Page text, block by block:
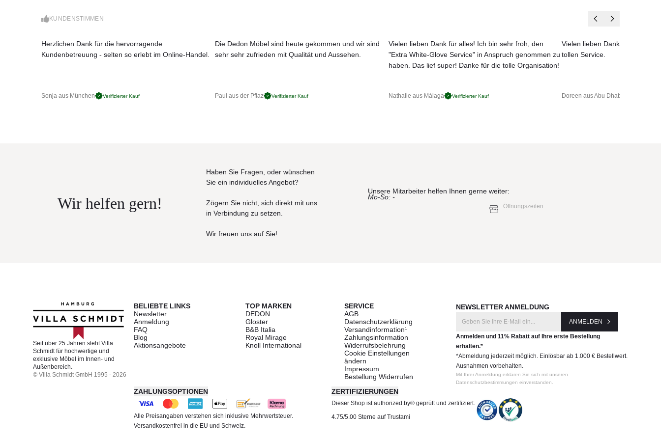
Matratzengröße nach Modell aufsteigend (200x200cm, 153x203cm, 193x203cm)
American Queen Size: B 190 x H 102 x T 247 cm (Liegehöhe: 35 cm)
American King Size: B 230 x H 102 x T 247 cm (Liegehöhe: 35 cm)JETZT MUSTER BESTELLEN
KUNDENSTIMMEN
Herzlichen Dank für die hervorragende
Kundenbetreuung - selten so erlebt im Online-Handel.
Sonja aus München Verifizierter Kauf
Die Dedon Möbel sind heute gekommen und wir sind
sehr sehr zufrieden mit Qualität und Aussehen.
Paul aus der Pflaz Verifizierter Kauf
Vielen lieben Dank für alles! Ich bin sehr froh, den
"Extra White-Glove Service" in Anspruch genommen zu
haben. Das lief super! Danke für die tolle Organisation!
Nathalie aus Málaga Verifizierter Kauf
Vielen lieben Dank für das
tollen Service.
Doreen aus Abu Dhabi
Wir helfen gern!
Haben Sie Fragen, oder wünschen
Sie ein individuelles Angebot?
Zögern Sie nicht, sich direkt mit uns
in Verbindung zu setzen.
Wir freuen uns auf Sie!
Unsere Mitarbeiter helfen Ihnen gerne weiter:
Mo-So: -
Öffnungszeiten
Seit über 25 Jahren steht Villa
Schmidt für hochwertige und
exklusive Möbel im Innen- und
Außenbereich.
© Villa Schmidt GmbH 1995 - 2026
BELIEBTE LINKS
Newsletter
Anmeldung
FAQ
Blog
Aktionsangebote
TOP MARKEN
DEDON
Gloster
B&B Italia
Royal Mirage
Knoll International
SERVICE
AGB
Datenschutzerklärung
Versandinformation¹
Zahlungsinformation
Widerrufsbelehrung
Cookie Einstellungen
ändern
Impressum
Bestellung Widerrufen
NEWSLETTER ANMELDUNG
ANMELDEN
Anmelden und 11% Rabatt auf Ihre erste Bestellung
erhalten.*
*Abmeldung jederzeit möglich. Einlösbar ab 1.000 € Bestellwert.
Ausnahmen vorbehalten.
Mit Ihrer Anmeldung erklären Sie sich mit unseren
Datenschutzbestimmungen einverstanden.
ZAHLUNGSOPTIONEN
Alle Preisangaben verstehen sich inklusive Mehrwertsteuer.
Versandkostenfrei in die EU und Schweiz.
ZERTIFIZIERUNGEN
Dieser Shop ist authorized.by® geprüft und zertifiziert.
4.75/5.00 Sterne auf Trustami